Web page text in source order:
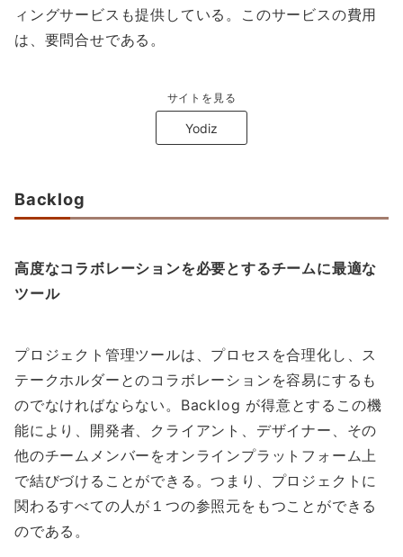
ィングサービスも提供している。このサービスの費用
は、要問合せである。
サイトを見る
Yodiz
Backlog
高度なコラボレーションを必要とするチームに最適な
ツール
プロジェクト管理ツールは、プロセスを合理化し、ス
テークホルダーとのコラボレーションを容易にするも
のでなければならない。Backlog が得意とするこの機
能により、開発者、クライアント、デザイナー、その
他のチームメンバーをオンラインプラットフォーム上
で結びづけることができる。つまり、プロジェクトに
関わるすべての人が１つの参照元をもつことができる
のである。